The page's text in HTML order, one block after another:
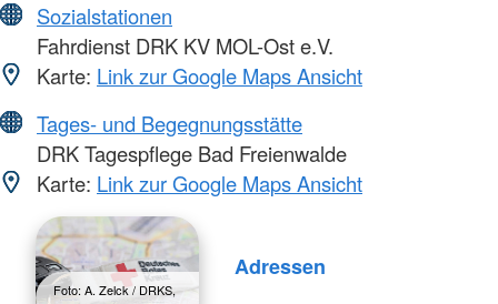
Sozialstationen
Fahrdienst DRK KV MOL-Ost e.V.
Karte: Link zur Google Maps Ansicht
Tages- und Begegnungsstätte
DRK Tagespflege Bad Freienwalde
Karte: Link zur Google Maps Ansicht
Foto: A. Zelck / DRKS,
Adressen